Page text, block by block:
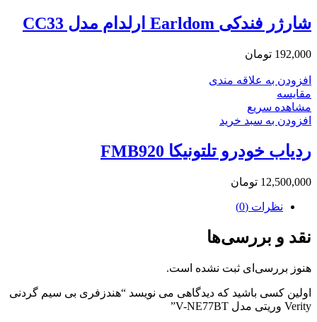
شارژر فندکی Earldom ارلدام مدل CC33
192,000 تومان
افزودن به علاقه مندی
مقایسه
مشاهده سریع
افزودن به سبد خرید
ردیاب خودرو تلتونیکا FMB920
12,500,000 تومان
نظرات (0)
نقد و بررسی‌ها
هنوز بررسی‌ای ثبت نشده است.
اولین کسی باشید که دیدگاهی می نویسد “هندزفری بی سیم گردنی
Verity وریتی مدل V-NE77BT”